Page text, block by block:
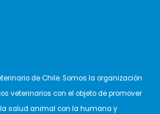
de Chile. Somos la organización
veterinarios con el objeto de promover
la salud animal con la humana y